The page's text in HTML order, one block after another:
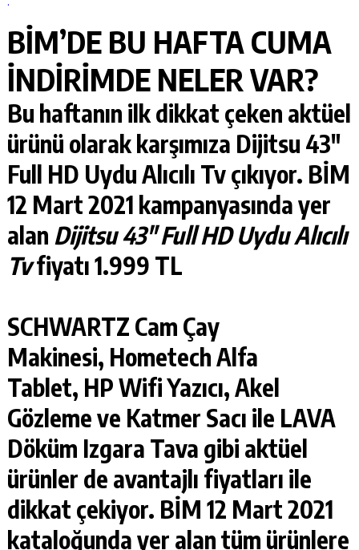
BİM’DE BU HAFTA CUMA
İNDİRİMDE NELER VAR?
Bu haftanın ilk dikkat çeken aktüel
ürünü olarak karşımıza Dijitsu 43″
Full HD Uydu Alıcılı Tvçıkıyor. BİM
12 Mart 2021 kampanyasında yer
alan Dijitsu 43″ Full HD Uydu Alıcılı
Tvfiyatı 1.999 TL
SCHWARTZ Cam Çay
Makinesi, Hometech Alfa
Tablet, HP Wifi Yazıcı,Akel
Gözleme ve Katmer Sacı ile LAVA
Döküm Izgara Tava gibi aktüel
ürünler de avantajlı fiyatları ile
dikkat çekiyor. BİM 12 Mart 2021
kataloğunda yer alan tüm ürünlere